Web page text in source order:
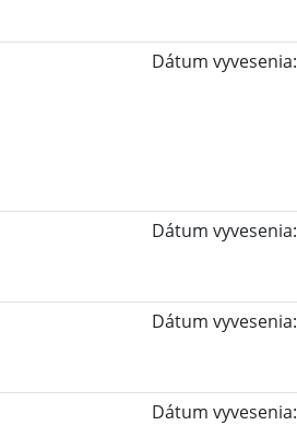
Dátum vyvesenia:
Dátum vyvesenia:
Dátum vyvesenia:
Dátum vyvesenia: